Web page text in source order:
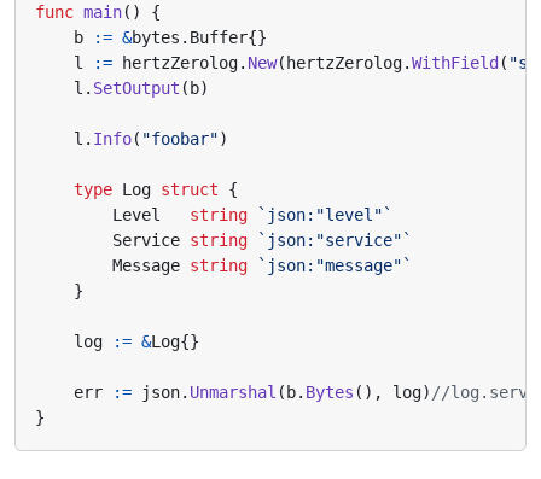
func main()
{
b
:= &bytes . Buffer{}
l
:= hertzZerolog. New( hertzZerolog.WithField (
l . SetOutput ( b)
l . Info( "foobar")
type Log struct
{
Level
string
`json:"level"`
Service string
`json:"service"`
Message string
`json:"message"`
}
log := &Log{}
err := json. Unmarshal ( b. Bytes (), log) //
}